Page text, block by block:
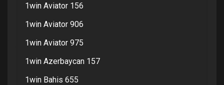
1win Aviator 156
1win Aviator 906
1win Aviator 975
1win Azerbaycan 157
1win Bahis 655